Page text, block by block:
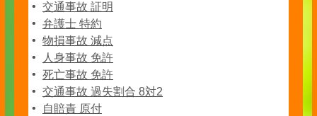
交通事故 証明
弁護士 特約
物損事故 減点
人身事故 免許
死亡事故 免許
交通事故 過失割合 8対2
自賠責 原付